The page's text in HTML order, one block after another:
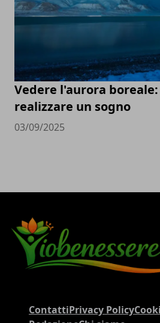
Vedere l'aurora
realizzare un sogno
03/09/2025
ContattiPrivacy Policy